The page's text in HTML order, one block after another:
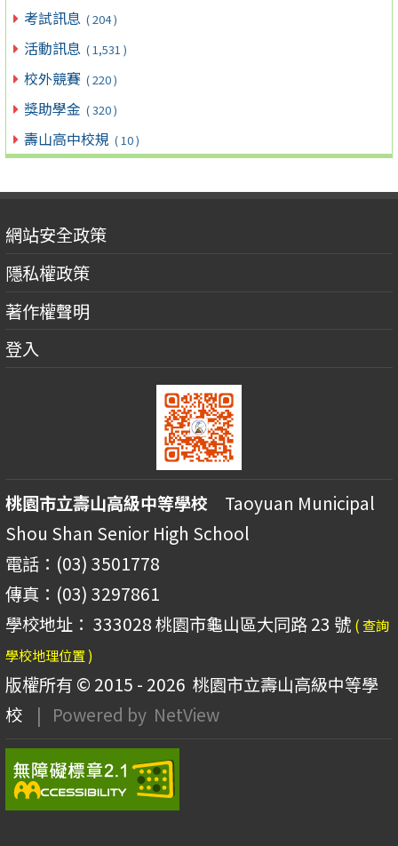
考試訊息 ( 204 )
活動訊息 ( 1,531 )
校外競賽 ( 220 )
獎助學金 ( 320 )
壽山高中校規 ( 10 )
網站安全政策
隱私權政策
著作權聲明
登入
桃園市立壽山高級中等學校 Taoyuan Municipal
Shou Shan Senior High School
電話：(03) 3501778
傳真：(03) 3297861
學校地址： 333028 桃園市龜山區大同路 23 號 ( 查詢
學校地理位置 )
版權所有 © 2015 - 2026 桃園市立壽山高級中等學
校
| Powered by NetView